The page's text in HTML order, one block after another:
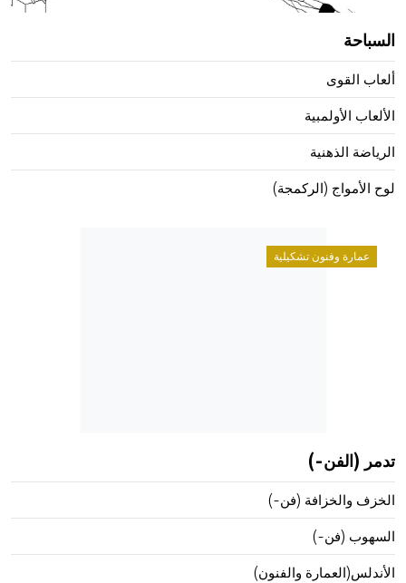
السباحة
ألعاب القوى
الألعاب الأولمبية
الرياضة الذهنية
لوح الأمواج (الركمجة)
عمارة وفنون تشكيلية
تدمر (الفن-)
الخزف والخزافة (فن-)
السهوب (فن-)
الأندلس(العمارة والفنون)